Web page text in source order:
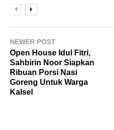
NEWER POST
Open House Idul Fitri,
Sahbirin Noor Siapkan
Ribuan Porsi Nasi
Goreng Untuk Warga
Kalsel